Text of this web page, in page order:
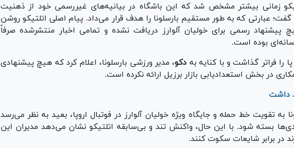
زمانی بیشتر مشخص شد که این باشگاه در بیانیه‌های غیررسمی خود از ذهنیت
عبارتی که به طور مستقیم بارسلونا را هدف قرار می‌داد. پیام اصلی اتلتیکو روشن
پیشنهاد رسمی برای خولیان آلوارز دریافت نشده و تمامی اخبار منتشرشده صرفاً
بوده است.
را فراتر گذاشت و با کنایه به دکو، مدیر ورزشی بارسلونا، اعلام کرد که هیچ پیشنهادی
در بخش استعدادیابی بازار برزیل ارائه نکرده است.
داشت
به تقویت خط حمله و جایگاه ویژه خولیان آلوارز در فوتبال اروپا، بعید به نظر می‌رسد
بسته شود. با این حال، واکنش تند و بی‌سابقه اتلتیکو نشان می‌دهد مدیران این
در برابر شایعات سکوت کنند.